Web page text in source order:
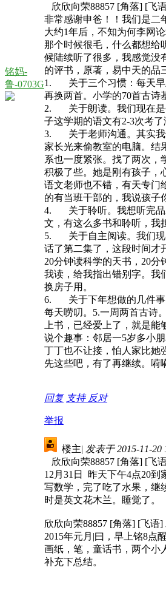
铭妈-
鲁-0703G
欣欣向荣88857 [角落] [飞
非常感谢申爸！！我们是二
大约1年后，不知为何李网
那个时候很毛，什么都想给
候陆续听了很多，我感觉没
的评书，原著，易中天的品
1. 关于三个习惯：每天早
再换两首。小学的70首古诗
2. 关于朗读。我们现在是
子这学期的语文有2-3次考
3. 关于老师沟通。其实我
家长光来偷教室的电脑。结
系也一度紧张。找了两次，
积极了些。她是刚有孩子，
语文老师也不错，有天专门
的有当班干部的，我说孩子
4. 关于聆听。我想听完品
文，有这么多书和聆听，我
5. 关于自主阅读。我们现
话了第二集了，这段时间才
20分钟读科学的天书，20
我读，给我指出错别字。我
换房子用。
6. 关于下年想做的几件事
每天唠叨。5.一周两首古诗
上书，已经爱上了，就是
说个趣事：邻居一5岁多小
丁丁也不让接，怕人家比她
先这些吧，有了再继续。嗬
回复 支持 反对
举报
楼主| 发表于 2015-11-20
欣欣向荣88857 [角落] [飞
12月31日 昨天下午4点20
写数学，完了吃了水果，继
时是英文花木兰。睡觉了。
欣欣向荣88857 [角落] [飞语]
2015年元月|曰，早上铭8点
画纸，笔，童话书，两个小
补充下总结。